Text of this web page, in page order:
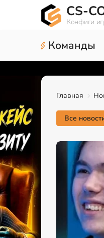
CS-
Конфиги
Команды
Главная
Все